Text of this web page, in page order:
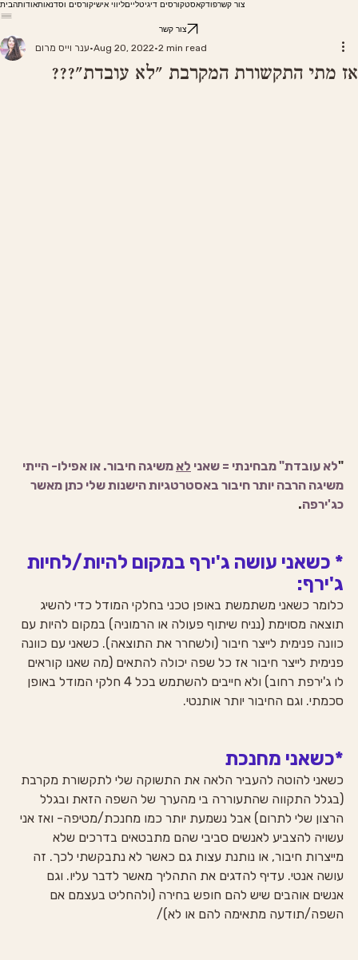
הביתאודותקורסים וסדנאותליווי אישיקורסים דיגיטלייםפודקאסטצור קשר
צור קשר
אז מתי התקשורת המקרבת "לא עובדת"???
ענר וייס מרום Aug 20, 2022 2 min read
"לא עובדת" מבחינתי = שאני לא משיגה חיבור. או אפילו- הייתי
משיגה הרבה יותר חיבור באסטרטגיות הישנות שלי כתן מאשר
כג'ירפה.
* כשאני עושה ג'ירף במקום להיות/לחיות
ג'ירף:
כלומר כשאני משתמשת באופן טכני בחלקי המודל כדי להשיג
תוצאה מסוימת (נניח שיתוף פעולה או הרמוניה) במקום להיות עם
כוונה פנימית לייצר חיבור (ולשחרר את התוצאה). כשאני עם כוונה
פנימית לייצר חיבור אז כל שפה יכולה להתאים (מה שאנו קוראים
לו ג'ירפת רחוב) ולא חייבים להשתמש בכל 4 חלקי המודל באופן
סכמתי. וגם החיבור יותר אותנטי.
*כשאני מחנכת
כשאני להוטה להעביר הלאה את התשוקה שלי לתקשורת מקרבת
(בגלל התקווה שהתעוררה בי מהערך של השפה הזאת ובגלל
הרצון שלי לתרום) אבל נשמעת יותר כמו מחנכת/מטיפה- ואז אני
עשויה להצביע לאנשים סביבי שהם מתבטאים בדרכים שלא
מייצרות חיבור, או נותנת עצות גם כאשר לא נתבקשתי לכך. זה
עושה אנטי. עדיף להדגים את התהליך מאשר לדבר עליו. וגם
אנשים אוהבים שיש להם חופש בחירה (ולהחליט בעצמם אם
השפה/תודעה מתאימה להם או לא)/